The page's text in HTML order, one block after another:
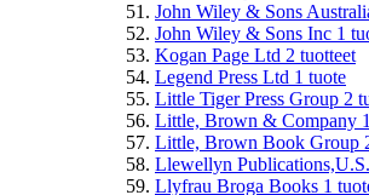
John Wiley & Sons
John Wiley & Sons Inc 1
Kogan Page Ltd 2 tuotteet
Legend Press Ltd 1 tuote
Little Tiger Press Group 2
Little, Brown & Company 1
Little, Brown Book Group
Llewellyn Publications,U.S.
Llyfrau Broga Books 1